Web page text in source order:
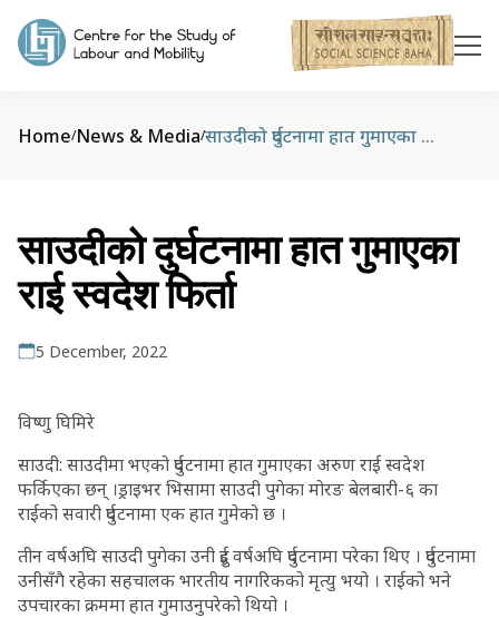
Home/News & Media/ साउदीको दुर्घटनामा हात गुमाएका राई स्वदेश फिर्ता
साउदीको दुर्घटनामा हात गुमाएका
राई स्वदेश फिर्ता
5 December, 2022
विष्णु घिमिरे
साउदी: साउदीमा भएको दुर्घटनामा हात गुमाएका अरुण राई स्वदेश
फर्किएका छन् ।ड्राइभर भिसामा साउदी पुगेका मोरङ बेलबारी-६ का
राईको सवारी दुर्घटनामा एक हात गुमेको छ ।
तीन वर्षअघि साउदी पुगेका उनी दुई वर्षअघि दुर्घटनामा परेका थिए । दुर्घटनामा
उनीसँगै रहेका सहचालक भारतीय नागरिकको मृत्यु भयो । राईको भने
उपचारका क्रममा हात गुमाउनुपरेको थियो ।